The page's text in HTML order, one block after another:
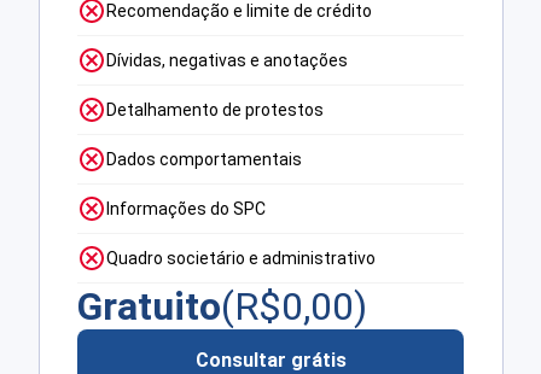
Recomendação e limite de crédito
Dívidas, negativas e anotações
Detalhamento de protestos
Dados comportamentais
Informações do SPC
Quadro societário e administrativo
Gratuito(R$0,00)
Consultar grátis